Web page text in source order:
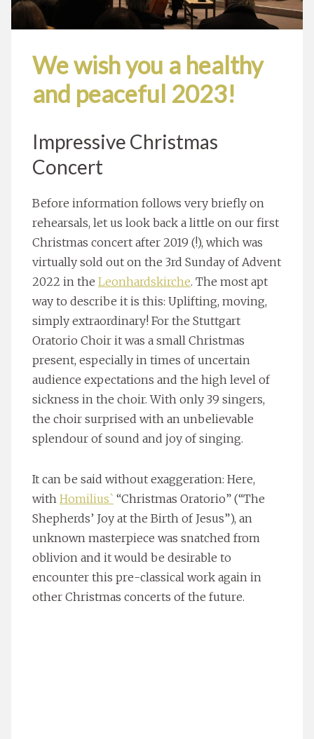
We wish you a healthy
and peaceful 2023!
Impressive Christmas
Concert
Before information follows very briefly on
rehearsals, let us look back a little on our first
Christmas concert after 2019 (!), which was
virtually sold out on the 3rd Sunday of Advent
2022 in the Leonhardskirche. The most apt
way to describe it is this: Uplifting, moving,
simply extraordinary! For the Stuttgart
Oratorio Choir it was a small Christmas
present, especially in times of uncertain
audience expectations and the high level of
sickness in the choir. With only 39 singers,
the choir surprised with an unbelievable
splendour of sound and joy of singing.
It can be said without exaggeration: Here,
with Homilius` “Christmas Oratorio” (“The
Shepherds’ Joy at the Birth of Jesus”), an
unknown masterpiece was snatched from
oblivion and it would be desirable to
encounter this pre-classical work again in
other Christmas concerts of the future.